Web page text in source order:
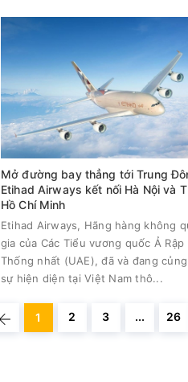
Mở đường bay thẳng tới Trung
Etihad Airways kết nối Hà Nội và
Hồ Chí Minh
Etihad Airways, Hãng hàng không
gia của Các Tiểu vương quốc Ả Rập
Thống nhất (UAE), đã và đang
sự hiện diện tại Việt Nam thô...
1 2 3 ... 26